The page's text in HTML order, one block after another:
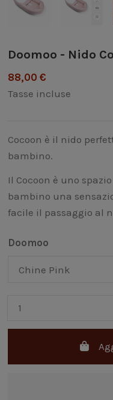
Doomoo - Nido
88,00 €
Tasse incluse
Cocoon è il nido
bambino.
Il Cocoon è uno
bambino una
facile il passaggio al
Doomoo